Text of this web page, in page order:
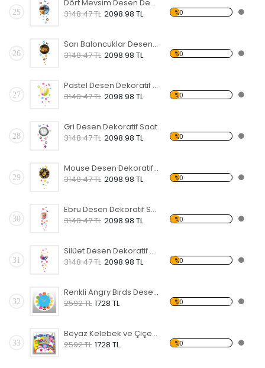
25
Dört Mevsim Desen Dekoratif Saat
3148.47 TL 2098.98 TL %0
26
Sarı Baloncuklar Desen Dekoratif Saat
3148.47 TL 2098.98 TL %0
27
Pastel Desen Dekoratif Saat
3148.47 TL 2098.98 TL %0
28
Gri Desen Dekoratif Saat
3148.47 TL 2098.98 TL %0
29
Mouse Desen Dekoratif Saat
3148.47 TL 2098.98 TL %0
30
Ebru Desen Dekoratif Saat
3148.47 TL 2098.98 TL %0
31
Silüet Desen Dekoratif Saat
3148.47 TL 2098.98 TL %0
32
Renkli Angry Birds Desenli Dekoratif Duvar Saati
2592 TL 1728 TL %0
33
Beyaz Kelebek ve Çiçek Desenli Dekoratif Duvar Saati
2592 TL 1728 TL %0